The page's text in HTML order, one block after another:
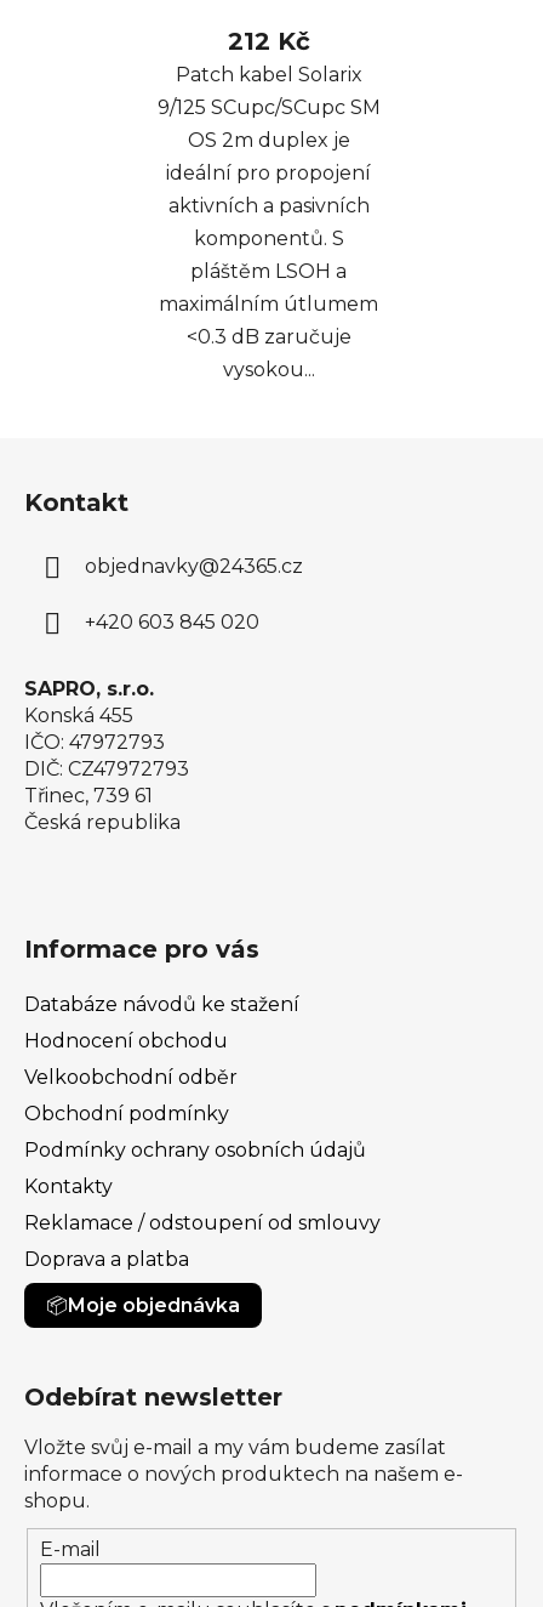
212 Kč
Patch kabel Solarix
9/125 SCupc/SCupc SM
OS 2m duplex je
ideální pro propojení
aktivních a pasivních
komponentů. S
pláštěm LSOH a
maximálním útlumem
<0.3 dB zaručuje
vysokou...
Kontakt
objednavky@24365.cz
+420 603 845 020
SAPRO, s.r.o.
Konská 455
IČO: 47972793
DIČ: CZ47972793
Třinec, 739 61
Česká republika
Informace pro vás
Databáze návodů ke stažení
Hodnocení obchodu
Velkoobchodní odběr
Obchodní podmínky
Podmínky ochrany osobních údajů
Kontakty
Reklamace / odstoupení od smlouvy
Doprava a platba
Moje objednávka
Odebírat newsletter
Vložte svůj e-mail a my vám budeme zasílat
informace o nových produktech na našem e-
shopu.
E-mail